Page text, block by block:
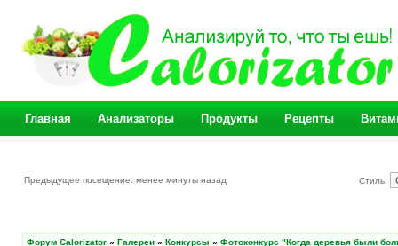
Главная Анализаторы Продукты Рецепты
Предыдущее посещение: менее минуты назад Стиль:
Форум Calorizator » Галереи » Конкурсы » Фотоконкурс "Когда деревья были